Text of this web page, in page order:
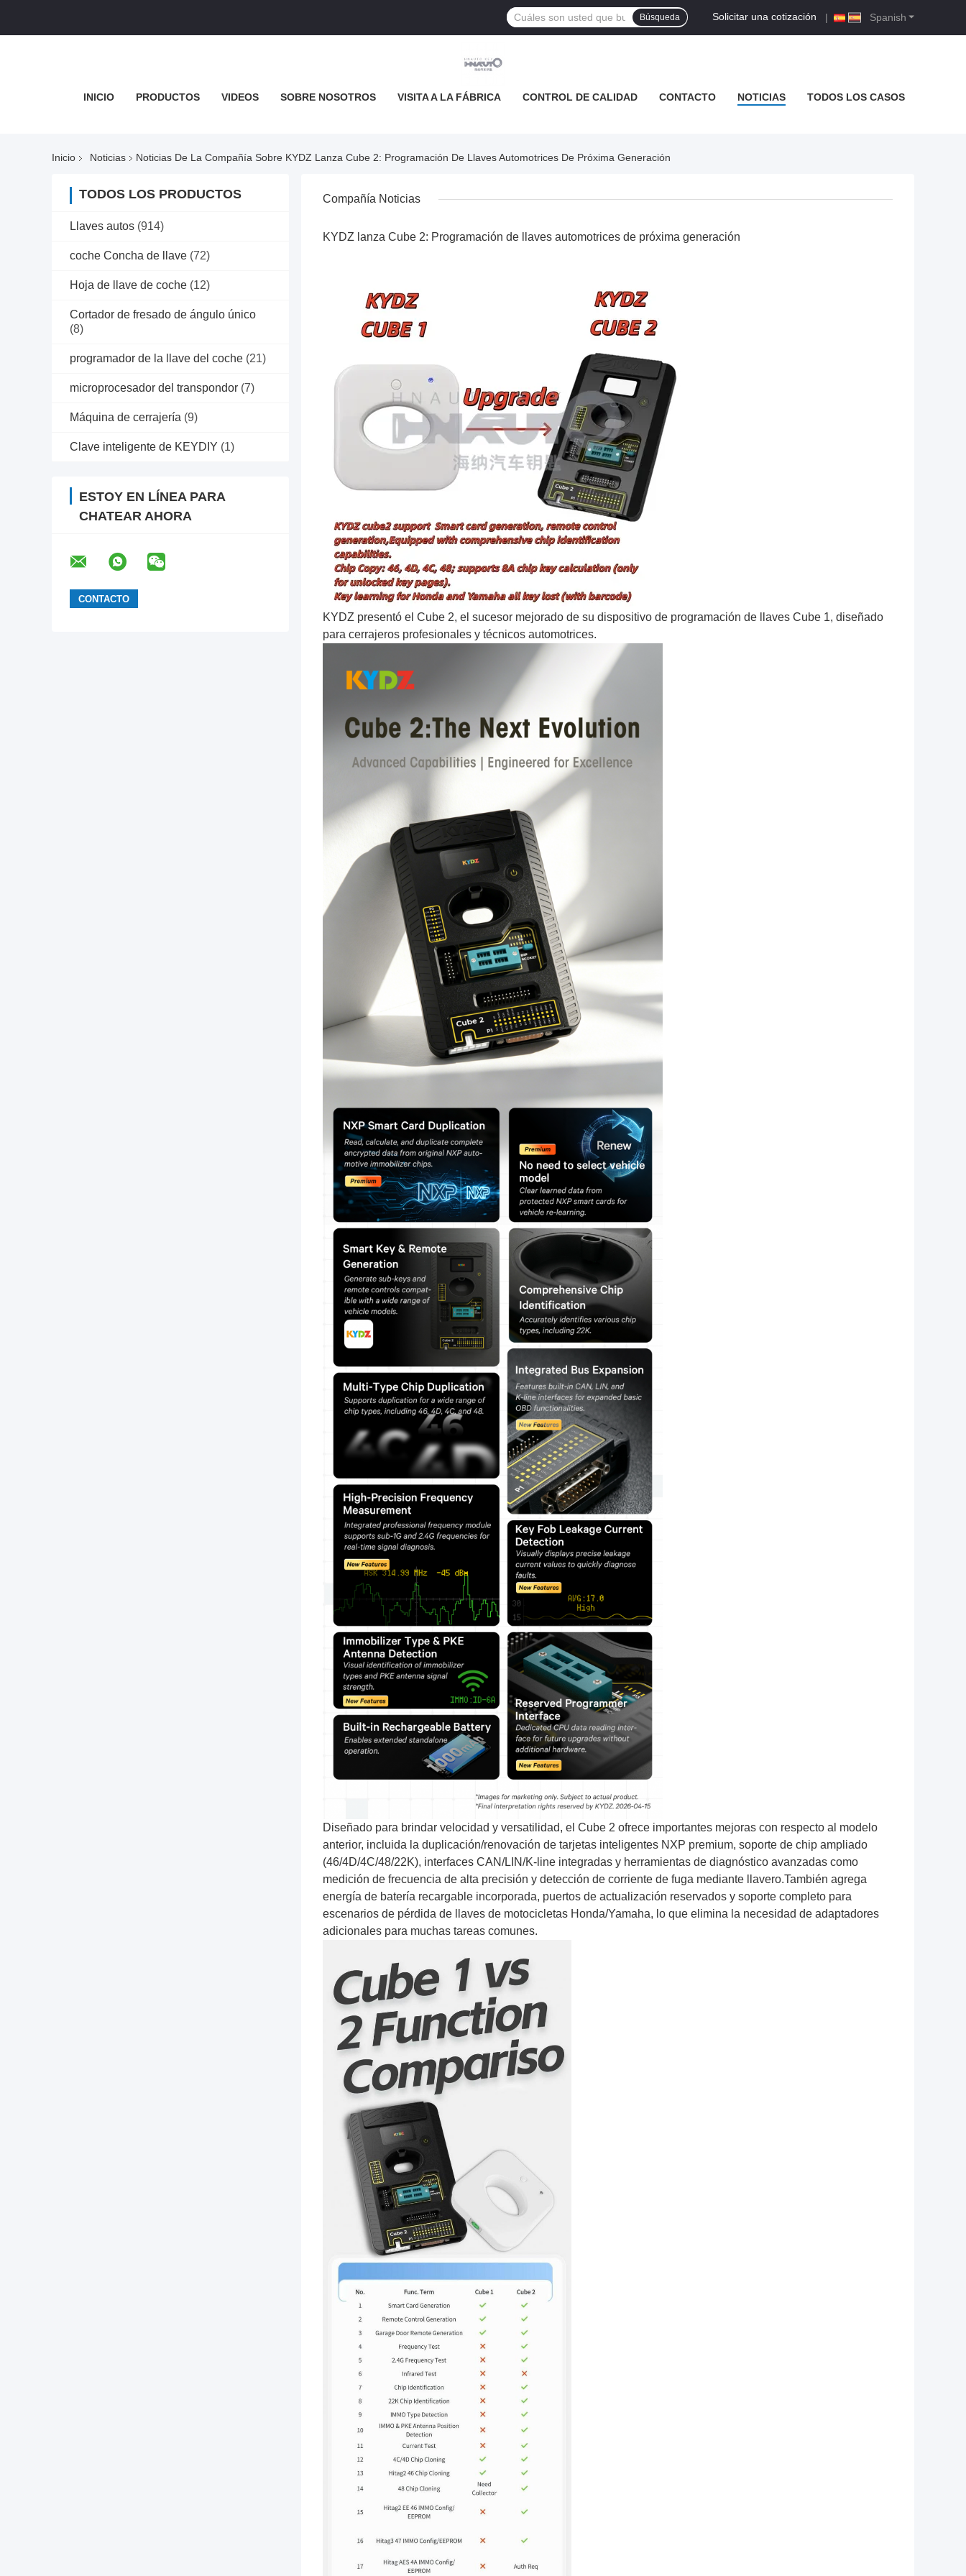
Spanish
Solicitar una cotización |
Búsqueda
INICIO PRODUCTOS VIDEOS SOBRE NOSOTROS VISITA A LA FÁBRICA CONTROL DE CALIDAD CONTACTO NOTICIAS TODOS LOS CASOS
Inicio Noticias Noticias De La Compañía Sobre KYDZ Lanza Cube 2: Programación De Llaves Automotrices De Próxima Generación
TODOS LOS PRODUCTOS
Llaves autos (914)
coche Concha de llave (72)
Hoja de llave de coche (12)
Cortador de fresado de ángulo único
(8)
programador de la llave del coche (21)
microprocesador del transpondor (7)
Máquina de cerrajería (9)
Clave inteligente de KEYDIY (1)
ESTOY EN LÍNEA PARA
CHATEAR AHORA
Compañía Noticias
KYDZ lanza Cube 2: Programación de llaves automotrices de próxima generación
KYDZ presentó el Cube 2, el sucesor mejorado de su dispositivo de programación de llaves Cube 1, diseñado
para cerrajeros profesionales y técnicos automotrices.
Diseñado para brindar velocidad y versatilidad, el Cube 2 ofrece importantes mejoras con respecto al modelo
anterior, incluida la duplicación/renovación de tarjetas inteligentes NXP premium, soporte de chip ampliado
(46/4D/4C/48/22K), interfaces CAN/LIN/K-line integradas y herramientas de diagnóstico avanzadas como
medición de frecuencia de alta precisión y detección de corriente de fuga mediante llavero.También agrega
energía de batería recargable incorporada, puertos de actualización reservados y soporte completo para
escenarios de pérdida de llaves de motocicletas Honda/Yamaha, lo que elimina la necesidad de adaptadores
adicionales para muchas tareas comunes.